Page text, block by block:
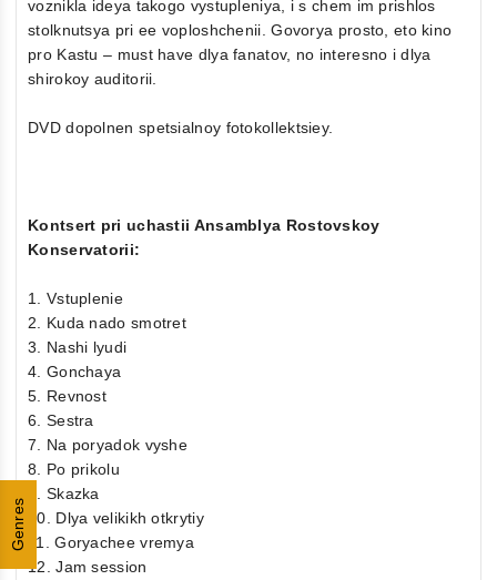
Genres
voznikla ideya takogo vystupleniya, i s chem im prishlos
stolknutsya pri ee voploshchenii. Govorya prosto, eto kino
pro Kastu – must have dlya fanatov, no interesno i dlya
shirokoy auditorii.
DVD dopolnen spetsialnoy fotokollektsiey.
Kontsert pri uchastii Ansamblya Rostovskoy
Konservatorii:
1. Vstuplenie
2. Kuda nado smotret
3. Nashi lyudi
4. Gonchaya
5. Revnost
6. Sestra
7. Na poryadok vyshe
8. Po prikolu
9. Skazka
10. Dlya velikikh otkrytiy
11. Goryachee vremya
12. Jam session